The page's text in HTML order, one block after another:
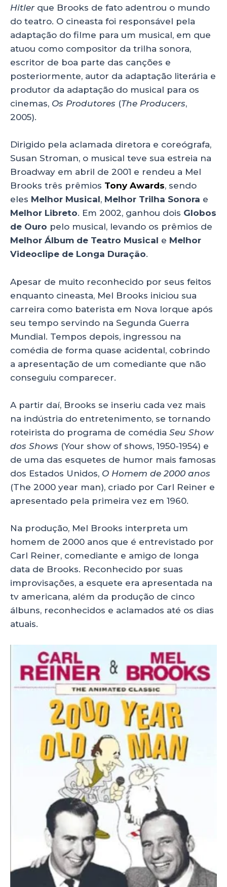
Hitlerque Brooks de fato adentrou o mundo
do teatro. O cineasta foi responsável pela
adaptação do filme para um musical, em que
atuou como compositor da trilha sonora,
escritor de boa parte das canções e
posteriormente, autor da adaptação literária e
produtor da adaptação do musical para os
cinemas, Os Produtores (The Producers,
2005).
Dirigido pela aclamada diretora e coreógrafa,
Susan Stroman, o musical teve sua estreia na
Broadway em abril de 2001 e rendeu a Mel
Brooks três prêmios Tony Awards, sendo
eles Melhor Musical, Melhor Trilha Sonora e
Melhor Libreto. Em 2002, ganhou dois Globos
de Ouro pelo musical, levando os prêmios de
Melhor Álbum de Teatro Musical e Melhor
Videoclipe de Longa Duração.
Apesar de muito reconhecido por seus feitos
enquanto cineasta, Mel Brooks iniciou sua
carreira como baterista em Nova Iorque após
seu tempo servindo na Segunda Guerra
Mundial. Tempos depois, ingressou na
comédia de forma quase acidental, cobrindo
a apresentação de um comediante que não
conseguiu comparecer.
A partir daí, Brooks se inseriu cada vez mais
na indústria do entretenimento, se tornando
roteirista do programa de comédia Seu Show
dos Shows (Your show of shows, 1950-1954) e
de uma das esquetes de humor mais famosas
dos Estados Unidos, O Homem de 2000 anos
(The 2000 year man), criado por Carl Reiner e
apresentado pela primeira vez em 1960.
Na produção, Mel Brooks interpreta um
homem de 2000 anos que é entrevistado por
Carl Reiner, comediante e amigo de longa
data de Brooks. Reconhecido por suas
improvisações, a esquete era apresentada na
tv americana, além da produção de cinco
álbuns, reconhecidos e aclamados até os dias
atuais.